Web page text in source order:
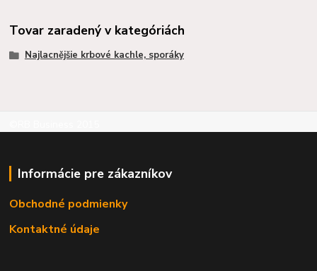
Tovar zaradený v kategóriách
Najlacnějšie krbové kachle, sporáky
Informácie pre zákazníkov
Obchodné podmienky
Kontaktné údaje